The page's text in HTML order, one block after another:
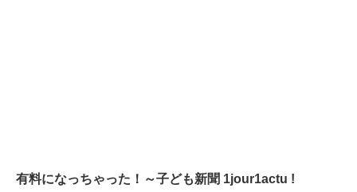
有料になっちゃった！～子ども新聞 1jour1actu !